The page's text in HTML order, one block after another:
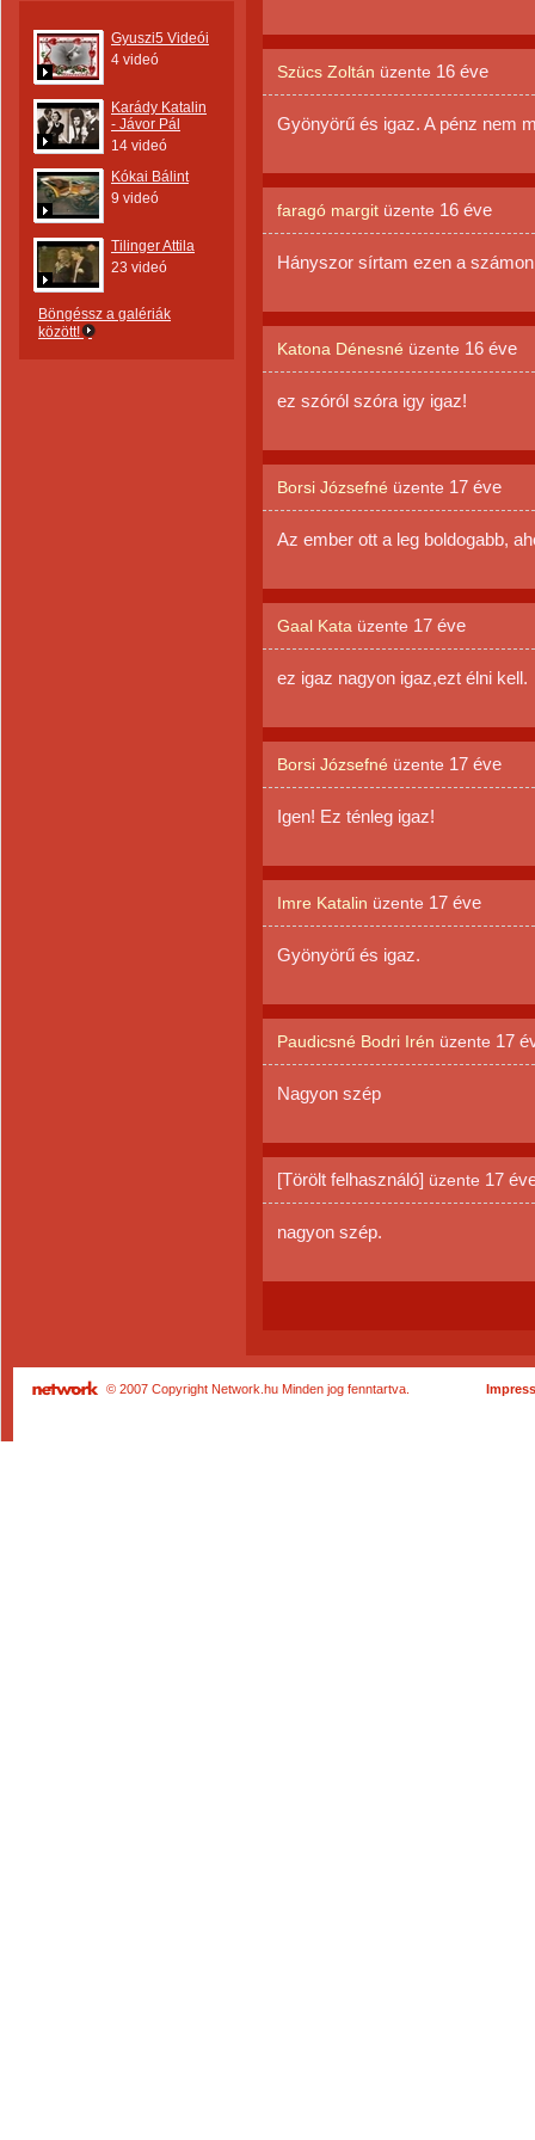
Gyuszi5 Videói
4 videó
Karády Katalin
- Jávor Pál
14 videó
Kókai Bálint
9 videó
Tilinger Attila
23 videó
Böngéssz a galériák
között!
Szücs Zoltán üzente 16 éve
Gyönyörű és igaz. A pénz nem
faragó margit üzente 16 éve
Hányszor sírtam ezen a
Katona Dénesné üzente 16 éve
ez szóról szóra igy igaz!
Borsi Józsefné üzente 17 éve
Az ember ott a leg boldogabb,
Gaal Kata üzente 17 éve
ez igaz nagyon igaz,ezt élni kell.
Borsi Józsefné üzente 17 éve
Igen! Ez ténleg igaz!
Imre Katalin üzente 17 éve
Gyönyörű és igaz.
Paudicsné Bodri Irén üzente 17
Nagyon szép
[Törölt felhasználó] üzente 17
nagyon szép.
© 2007 Copyright Network.hu Minden jog fenntartva.